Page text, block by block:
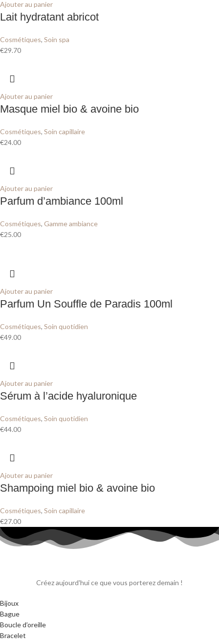
Ajouter au panier
Lait hydratant abricot
Cosmétiques, Soin spa
€29.70
Ajouter au panier
Masque miel bio & avoine bio
Cosmétiques, Soin capillaire
€24.00
Ajouter au panier
Parfum d’ambiance 100ml
Cosmétiques, Gamme ambiance
€25.00
Ajouter au panier
Parfum Un Souffle de Paradis 100ml
Cosmétiques, Soin quotidien
€49.00
Ajouter au panier
Sérum à l’acide hyaluronique
Cosmétiques, Soin quotidien
€44.00
Ajouter au panier
Shampoing miel bio & avoine bio
Cosmétiques, Soin capillaire
€27.00
Créez aujourd'hui ce que vous porterez demain !
Bijoux
Bague
Boucle d’oreille
Bracelet